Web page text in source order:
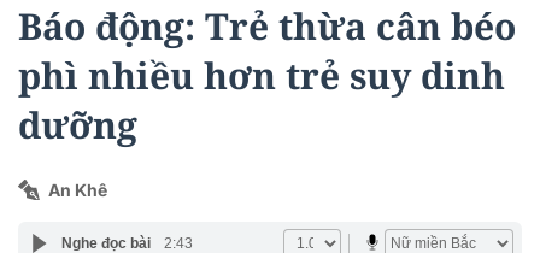
Báo động: Trẻ thừa cân béo
phì nhiều hơn trẻ suy dinh
dưỡng
An Khê
Nghe đọc bài 2:43